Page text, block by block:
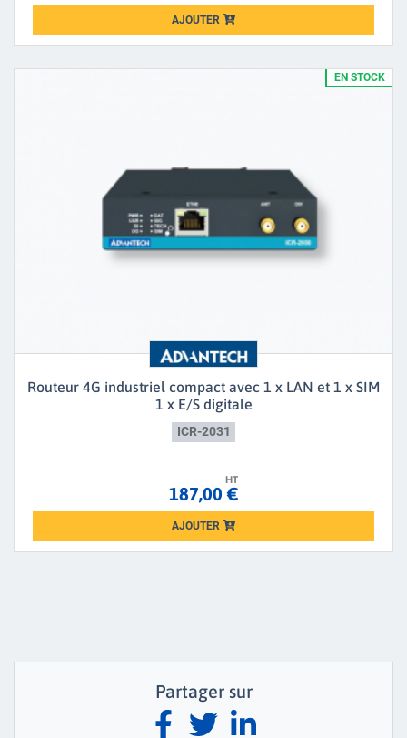
AJOUTER
Loading...
EN STOCK
Routeur 4G industriel compact avec 1 x LAN et 1 x SIM
1 x E/S digitale
ICR-2031
HT
187,00 €
AJOUTER
Loading...
Partager sur